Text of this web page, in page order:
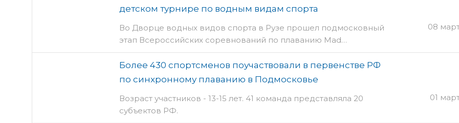
детском турнире по водным видам спорта
Во Дворце водных видов спорта в Рузе прошел подмосковный
этап Всероссийских соревнований по плаванию Mad…
08
Более 430 спортсменов поучаствовали в первенстве РФ
по синхронному плаванию в Подмосковье
Возраст участников - 13-15 лет. 41 команда представляла 20
субъектов РФ.
01